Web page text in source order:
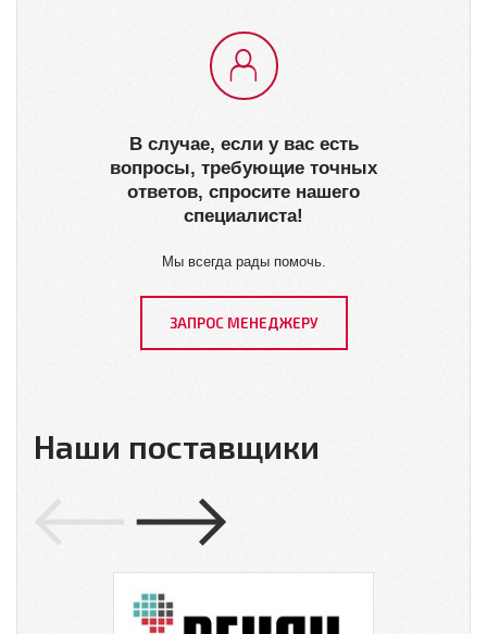
В случае, если у вас есть
вопросы, требующие точных
ответов, спросите нашего
специалиста!
Мы всегда рады помочь.
ЗАПРОС МЕНЕДЖЕРУ
Наши поставщики